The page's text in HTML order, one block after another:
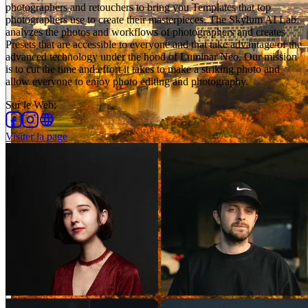
photographers and retouchers to bring you Templates that top
photographers use to create their masterpieces. The Skylum AI Lab
analyzes the photos and workflows of photographers and creates
Presets that are accessible to everyone and that take advantage of the
advanced technology under the hood of Luminar Neo. Our mission
is to cut the time and effort it takes to make a striking photo and
allow everyone to enjoy photo editing and photography.
Sur le Web:
Visiter la page